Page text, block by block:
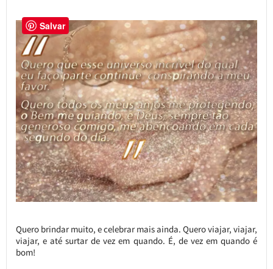
Quero brindar muito, e celebrar mais ainda. Quero viajar, viajar,
viajar, e até surtar de vez em quando. É, de vez em quando é
bom!
Salvar